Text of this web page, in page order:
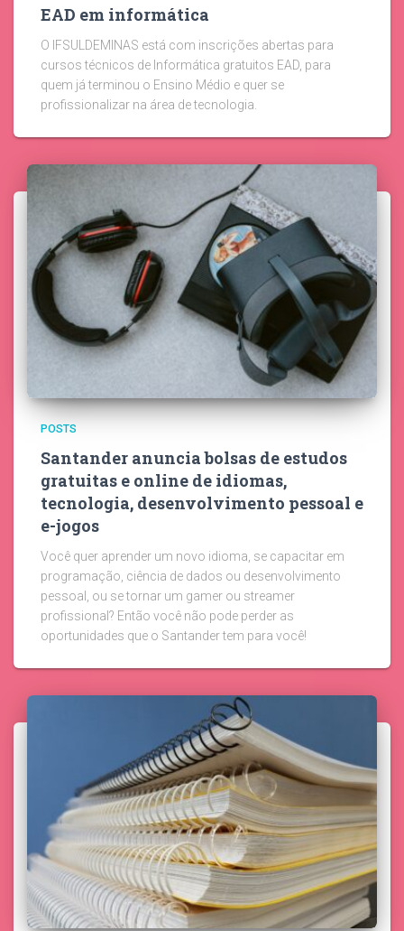
EAD em informática
O IFSULDEMINAS está com inscrições abertas para
cursos técnicos de Informática gratuitos EAD, para
quem já terminou o Ensino Médio e quer se
profissionalizar na área de tecnologia.
POSTS
Santander anuncia bolsas de estudos
gratuitas e online de idiomas,
tecnologia, desenvolvimento pessoal e
e-jogos
Você quer aprender um novo idioma, se capacitar em
programação, ciência de dados ou desenvolvimento
pessoal, ou se tornar um gamer ou streamer
profissional? Então você não pode perder as
oportunidades que o Santander tem para você!